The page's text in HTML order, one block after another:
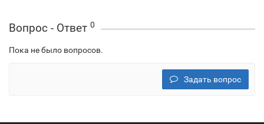
Вопрос - Ответ 0
Пока не было вопросов.
Задать вопрос